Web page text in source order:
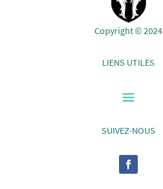
Copyright © 2024
LIENS UTILES
SUIVEZ-NOUS